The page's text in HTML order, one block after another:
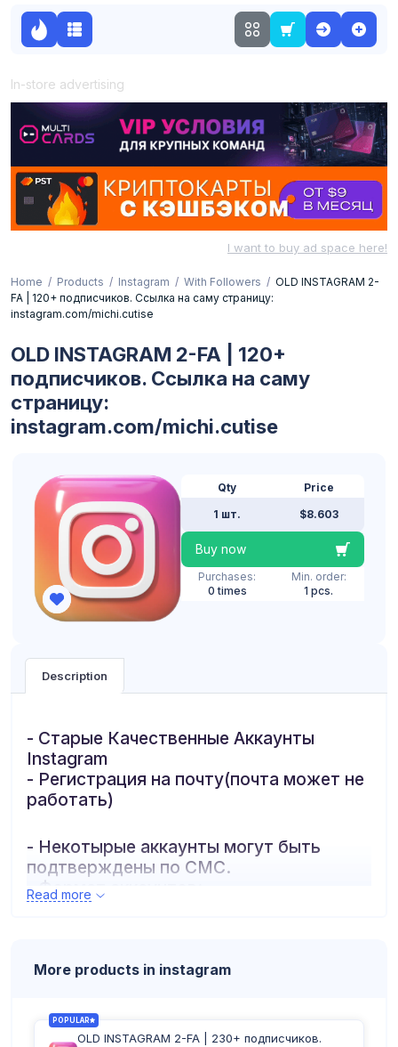
In-store advertising
I want to buy ad space here!
Home Products Instagram With Followers
OLD INSTAGRAM 2-
FA | 120+ подписчиков. Ссылка на саму страницу:
instagram.com/michi.cutise
OLD INSTAGRAM 2-FA | 120+
подписчиков. Ссылка на саму
страницу:
instagram.com/michi.cutise
Qty
1 шт.
Price
$8.603
Buy now
Purchases:
0 times
Min. order:
1 pcs.
Description
- Старые Качественные Аккаунты
Instagram
- Регистрация на почту(почта может не
работать)
- Некотырые аккаунты могут быть
подтверждены по СМС.
- Формат аккаунтов:
логин:пароль:почта:пароль_почты:2fa
Read more
More products in instagram
POPULAR
OLD INSTAGRAM 2-FA | 230+ подписчиков.